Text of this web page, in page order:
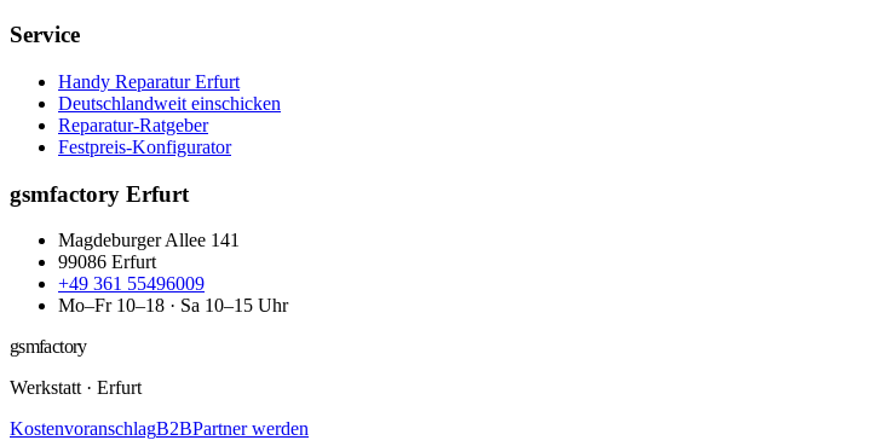
Service
Handy Reparatur Erfurt
Deutschlandweit einschicken
Reparatur-Ratgeber
Festpreis-Konfigurator
gsmfactory Erfurt
Magdeburger Allee 141
99086 Erfurt
+49 361 55496009
Mo–Fr 10–18 · Sa 10–15 Uhr
gsmfactory
Werkstatt· Erfurt
KostenvoranschlagB2BPartner werden